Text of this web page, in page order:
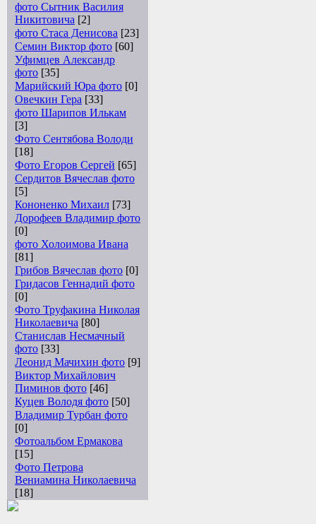
фото Сытник Василия
Никитовича [2]
фото Стаса Денисова [23]
Семин Виктор фото [60]
Уфимцев Александр
фото [35]
Марийский Юра фото [0]
Овечкин Гера [33]
фото Шарипов Илькам
[3]
Фото Сентябова Володи
[18]
Фото Егоров Сергей [65]
Сердитов Вячеслав фото
[5]
Кононенко Михаил [73]
Дорофеев Владимир фото
[0]
фото Холоимова Ивана
[81]
Грибов Вячеслав фото [0]
Гридасов Геннадий фото
[0]
Фото Труфакина Николая
Николаевича [80]
Станислав Несмачный
фото [33]
Леонид Мачихин фото [9]
Виктор Михайлович
Пиминов фото [46]
Куцев Володя фото [50]
Владимир Турбан фото
[0]
Фотоальбом Ермакова
[15]
Фото Петрова
Вениамина Николаевича
[18]